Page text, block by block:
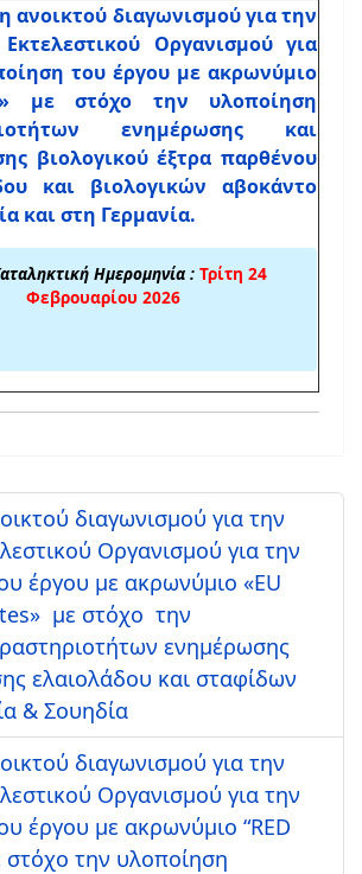
ανοικτού διαγωνισμού για την
Οργανισμού για
του έργου με ακρωνύμιο
με στόχο την υλοποίηση
ενημέρωσης και
βιολογικού έξτρα παρθένου
και βιολογικών αβοκάντο
και στη Γερμανία.
Ημερομηνία : Τρίτη 24
Φεβρουαρίου 2026
διαγωνισμού για την
Οργανισμού για την
έργου με ακρωνύμιο «EU
με στόχο την
ενημέρωσης
ελαιολάδου και σταφίδων
& Σουηδία
διαγωνισμού για την
Οργανισμού για την
έργου με ακρωνύμιο “RED
στόχο την υλοποίηση